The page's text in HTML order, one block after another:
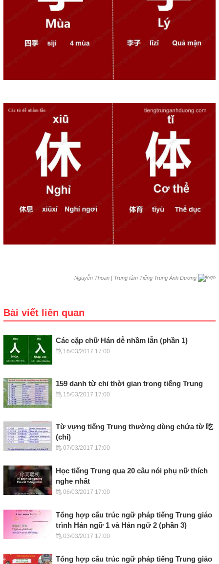
Nguyễn Thoan | Trung tâm Tiếng Trung Ánh Dương
Bài viết liên quan
Các cặp chữ Hán dễ nhầm lẫn (phần 1)
16/03/2017 17:00
159 danh từ chỉ thời gian trong tiếng Trung
15/03/2017 17:00
Từ vựng tiếng Trung thường dùng chứa từ 吃
(chi)
07/03/2017 17:00
Học tiếng Trung qua 20 câu nói phụ nữ thích
nghe nhất
06/03/2017 17:00
Tổng hợp cấu trúc ngữ pháp tiếng Trung giáo
trình Hán ngữ 1 và Hán ngữ 2 (phần 3)
03/03/2017 17:00
Tổng hợp cấu trúc ngữ pháp tiếng Trung giáo